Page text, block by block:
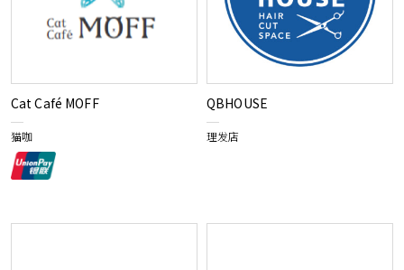
Cat Café MOFF
猫咖
QBHOUSE
理发店